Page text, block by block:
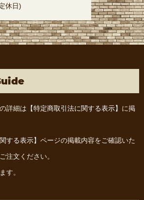
休日)
詳細は 【特定商取引法に関する表示】 に掲
する表示】 ページの掲載内容をご確認いた
注文ください。
す。